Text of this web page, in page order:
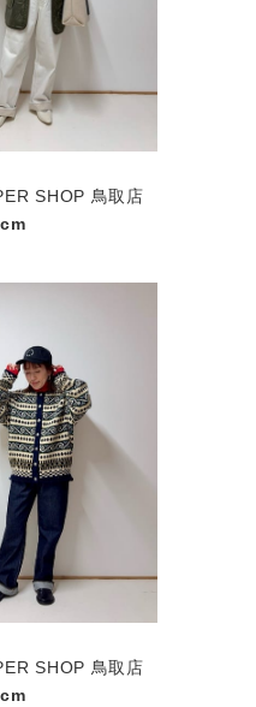
SHOP 鳥取店
SHOP 鳥取店